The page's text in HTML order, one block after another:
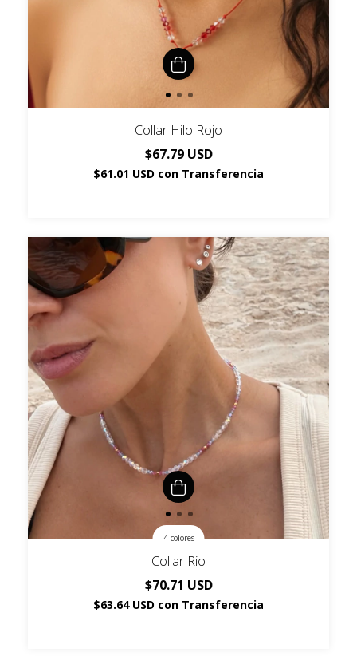
Collar Hilo Rojo
$67.79 USD
$61.01 USD con Transferencia
4 colores
Collar Rio
$70.71 USD
$63.64 USD con Transferencia